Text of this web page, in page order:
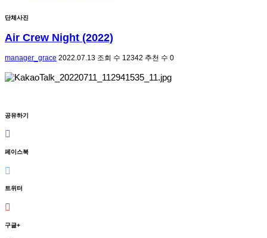
단체사진
Air Crew Night (2022)
manager_grace 2022.07.13 조회 수 12342 추천 수 0
공유하기
페이스북
트위터
구글+